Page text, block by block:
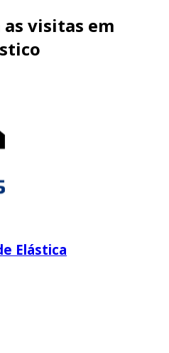
visitas em
Elástica